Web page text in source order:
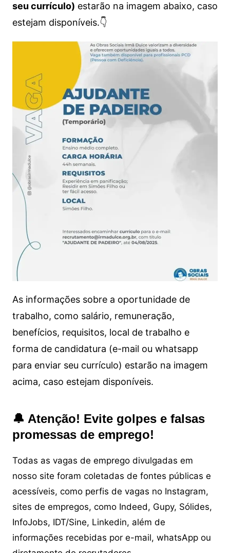
seu currículo) estarão na imagem abaixo, caso
estejam disponíveis.👇
As informações sobre a oportunidade de
trabalho, como salário, remuneração,
benefícios, requisitos, local de trabalho e
forma de candidatura (e-mail ou whatsapp
para enviar seu currículo) estarão na imagem
acima, caso estejam disponíveis.
🔔 Atenção! Evite golpes e falsas
promessas de emprego!
Todas as vagas de emprego divulgadas em
nosso site foram coletadas de fontes públicas e
acessíveis, como perfis de vagas no Instagram,
sites de empregos, como Indeed, Gupy, Sólides,
InfoJobs, IDT/Sine, Linkedin, além de
informações recebidas por e-mail, whatsApp ou